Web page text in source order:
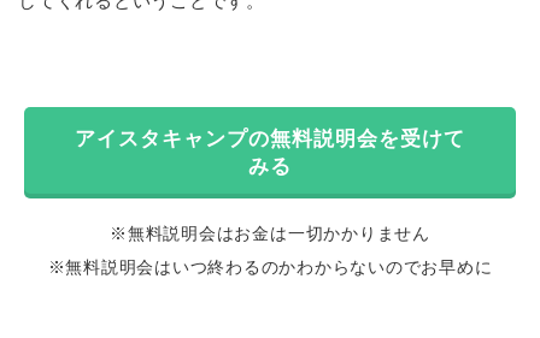
アイスタキャンプの無料説明会を受けて
みる
※無料説明会はお金は一切かかりません
※無料説明会はいつ終わるのかわからないのでお早めに